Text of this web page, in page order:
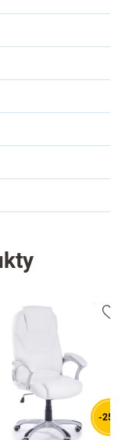
-25%